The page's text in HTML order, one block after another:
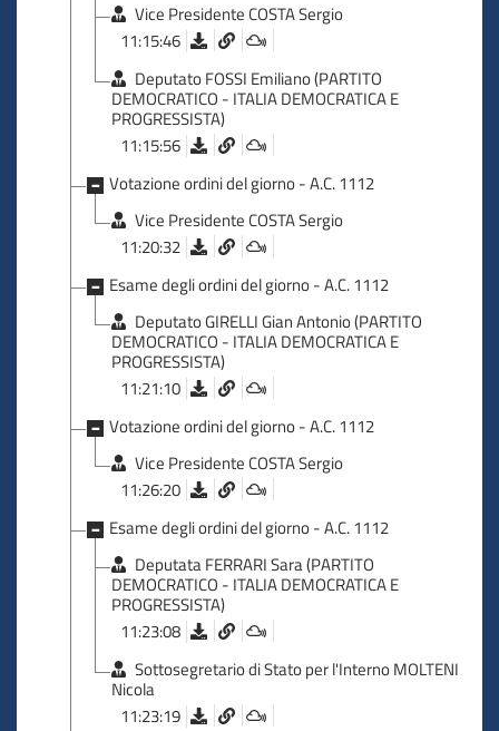
Vice Presidente COSTA Sergio
11:15:46
Deputato FOSSI Emiliano (PARTITO
DEMOCRATICO - ITALIA DEMOCRATICA E
PROGRESSISTA)
11:15:56
Votazione ordini del giorno - A.C. 1112
Vice Presidente COSTA Sergio
11:20:32
Esame degli ordini del giorno - A.C. 1112
Deputato GIRELLI Gian Antonio (PARTITO
DEMOCRATICO - ITALIA DEMOCRATICA E
PROGRESSISTA)
11:21:10
Votazione ordini del giorno - A.C. 1112
Vice Presidente COSTA Sergio
11:26:20
Esame degli ordini del giorno - A.C. 1112
Deputata FERRARI Sara (PARTITO
DEMOCRATICO - ITALIA DEMOCRATICA E
PROGRESSISTA)
11:23:08
Sottosegretario di Stato per l'Interno MOLTENI
Nicola
11:23:19